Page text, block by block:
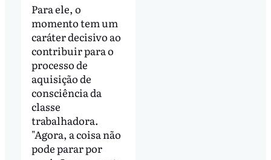
Para ele, o
momento tem um
caráter decisivo ao
contribuir para o
processo de
aquisição de
consciência da
classe
trabalhadora.
"Agora, a coisa não
pode parar por